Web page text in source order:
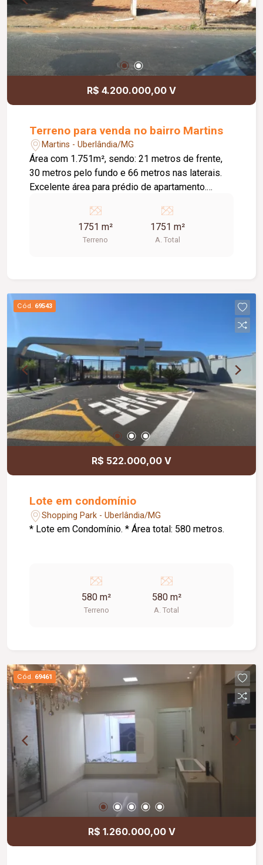
R$ 4.200.000,00 V
Terreno para venda no bairro Martins
Martins - Uberlândia/MG
Área com 1.751m², sendo: 21 metros de frente,
30 metros pelo fundo e 66 metros nas laterais.
Excelente área para prédio de apartamento.
1751 m²
Terreno
1751 m²
A. Total
Cód. 69543
R$ 522.000,00 V
Lote em condomínio
Shopping Park - Uberlândia/MG
* Lote em Condomínio. * Área total: 580 metros.
580 m²
Terreno
580 m²
A. Total
Cód. 69461
R$ 1.260.000,00 V